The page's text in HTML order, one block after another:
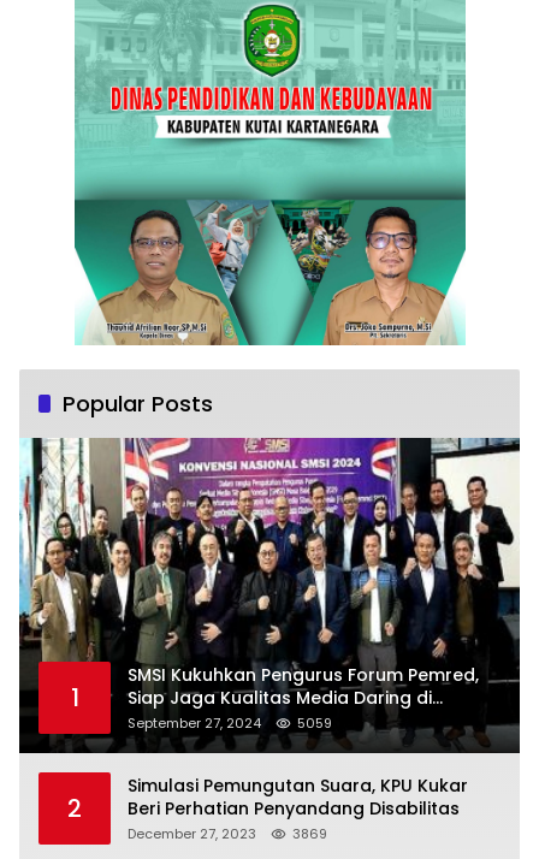
Popular Posts
1
SMSI Kukuhkan Pengurus Forum Pemred,
Siap Jaga Kualitas Media Daring di
Indonesia
September 27, 2024 5059
2
Simulasi Pemungutan Suara, KPU Kukar
Beri Perhatian Penyandang Disabilitas
December 27, 2023 3869